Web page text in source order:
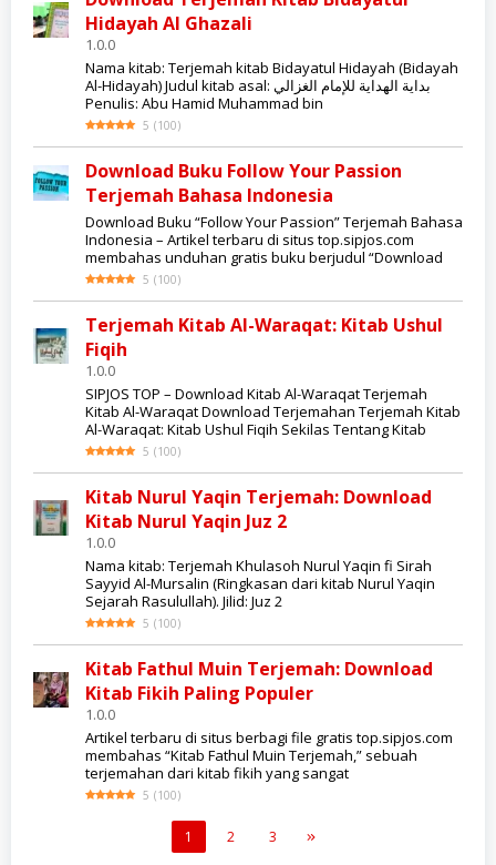
Hidayah Al Ghazali
1.0.0
Nama kitab: Terjemah kitab Bidayatul Hidayah (Bidayah
Al-Hidayah) Judul kitab asal: بداية الهداية للإمام الغزالي
Penulis: Abu Hamid Muhammad bin
5 (100)
Download Buku Follow Your Passion
Terjemah Bahasa Indonesia
Download Buku “Follow Your Passion” Terjemah Bahasa
Indonesia – Artikel terbaru di situs top.sipjos.com
membahas unduhan gratis buku berjudul “Download
5 (100)
Terjemah Kitab Al-Waraqat: Kitab Ushul
Fiqih
1.0.0
SIPJOS TOP – Download Kitab Al-Waraqat Terjemah
Kitab Al-Waraqat Download Terjemahan Terjemah Kitab
Al-Waraqat: Kitab Ushul Fiqih Sekilas Tentang Kitab
5 (100)
Kitab Nurul Yaqin Terjemah: Download
Kitab Nurul Yaqin Juz 2
1.0.0
Nama kitab: Terjemah Khulasoh Nurul Yaqin fi Sirah
Sayyid Al-Mursalin (Ringkasan dari kitab Nurul Yaqin
Sejarah Rasulullah). Jilid: Juz 2
5 (100)
Kitab Fathul Muin Terjemah: Download
Kitab Fikih Paling Populer
1.0.0
Artikel terbaru di situs berbagi file gratis top.sipjos.com
membahas “Kitab Fathul Muin Terjemah,” sebuah
terjemahan dari kitab fikih yang sangat
5 (100)
1 2 3